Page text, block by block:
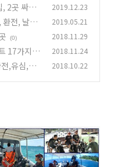
싸고
2019.12.23
전, 날씨,
2019.05.21
(0) 2018.11.29
17가지 정
2018.11.24
,유심,교
2018.10.22